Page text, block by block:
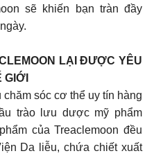
sẽ khiến bạn tràn đầy
LẠI ĐƯỢC YÊU
GIỚI
sóc cơ thể uy tín hàng
trào lưu dược mỹ phẩm
của Treaclemoon đều
Da liễu, chứa chiết xuất